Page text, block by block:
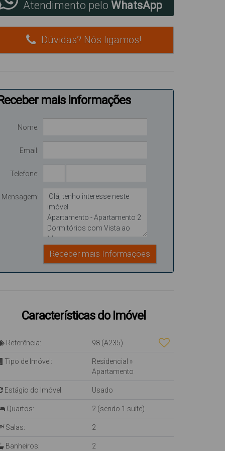
Atendimento pelo WhatsApp
Dúvidas? Nós ligamos!
Receber mais Informações
Nome:
Email:
Telefone:
Mensagem:
Características do Imóvel
Referência: 98 (A235)
Tipo de Imóvel: Residencial »
Apartamento
Estágio do Imóvel: Usado
Quartos: 2 (sendo 1 suíte)
Salas: 2
Banheiros: 2